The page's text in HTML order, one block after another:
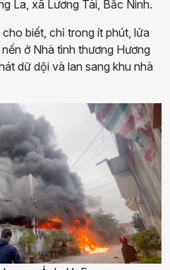
La, xã Lương Tài, Bắc Ninh.
biết, chỉ trong ít phút, lửa
ở Nhà tình thương Hương
dữ dội và lan sang khu nhà